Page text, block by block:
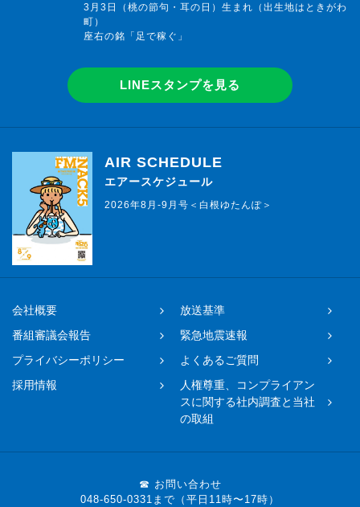
3月3日（桃の節句・耳の日）生まれ（出生地はときがわ
町）
座右の銘「足で稼ぐ」
LINEスタンプを見る
AIR SCHEDULE
エアースケジュール
2026年8月-9月号＜白根ゆたんぽ＞
会社概要
放送基準
番組審議会報告
緊急地震速報
プライバシーポリシー
よくあるご質問
採用情報
人権尊重、コンプライアン
スに関する社内調査と当社
の取組
☎ お問い合わせ
048-650-0331まで（平日11時〜17時）